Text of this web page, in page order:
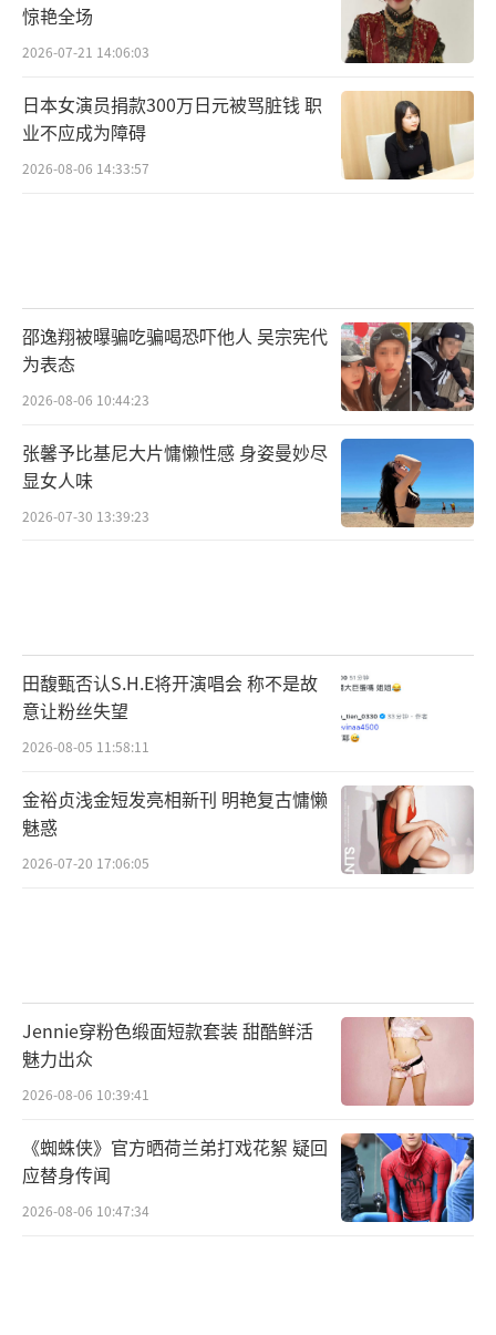
惊艳全场
2026-07-21 14:06:03
日本女演员捐款300万日元被骂脏钱 职
业不应成为障碍
2026-08-06 14:33:57
邵逸翔被曝骗吃骗喝恐吓他人 吴宗宪代
为表态
2026-08-06 10:44:23
张馨予比基尼大片慵懒性感 身姿曼妙尽
显女人味
2026-07-30 13:39:23
田馥甄否认S.H.E将开演唱会 称不是故
意让粉丝失望
2026-08-05 11:58:11
金裕贞浅金短发亮相新刊 明艳复古慵懒
魅惑
2026-07-20 17:06:05
Jennie穿粉色缎面短款套装 甜酷鲜活
魅力出众
2026-08-06 10:39:41
《蜘蛛侠》官方晒荷兰弟打戏花絮 疑回
应替身传闻
2026-08-06 10:47:34